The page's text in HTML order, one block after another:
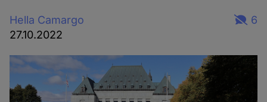
Hella Camargo
27.10.2022
6